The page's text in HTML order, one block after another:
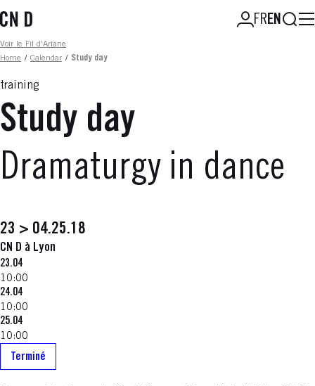
to
content
FREN
Fil d'ariane
Voir le Fil d'Ariane
Home / Calendar / Study day
training
Study day
Dramaturgy in dance
23 > 04.25.18
CN D à Lyon
23.04
10:00
24.04
10:00
25.04
10:00
Terminé